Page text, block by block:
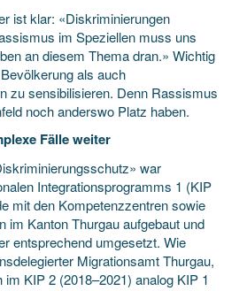
ist klar: «Diskriminierungen
im Speziellen muss uns
an diesem Thema dran.» Wichtig
als auch
zu sensibilisieren. Denn Rassismus
noch anderswo Platz haben.
Fälle weiter
war
Integrationsprogramms 1 (KIP
mit den Kompetenzzentren sowie
im Kanton Thurgau aufgebaut und
entsprechend umgesetzt. Wie
Migrationsamt Thurgau,
KIP 2 (2018–2021) analog KIP 1